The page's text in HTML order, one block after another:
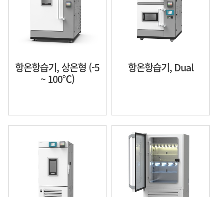
항온항습기, 상온형 (-5
~ 100℃)
항온항습기, Dual